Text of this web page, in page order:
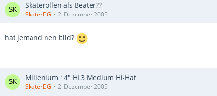
Skaterollen als Beater??
SkaterDG 2. Dezember 2005
hat jemand nen bild?
Millenium 14" HL3 Medium Hi-Hat
SkaterDG 2. Dezember 2005